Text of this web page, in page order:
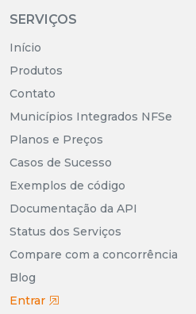
SERVIÇOS
Início
Produtos
Contato
Municípios Integrados NFSe
Planos e Preços
Casos de Sucesso
Exemplos de código
Documentação da API
Status dos Serviços
Compare com a concorrência
Blog
Entrar